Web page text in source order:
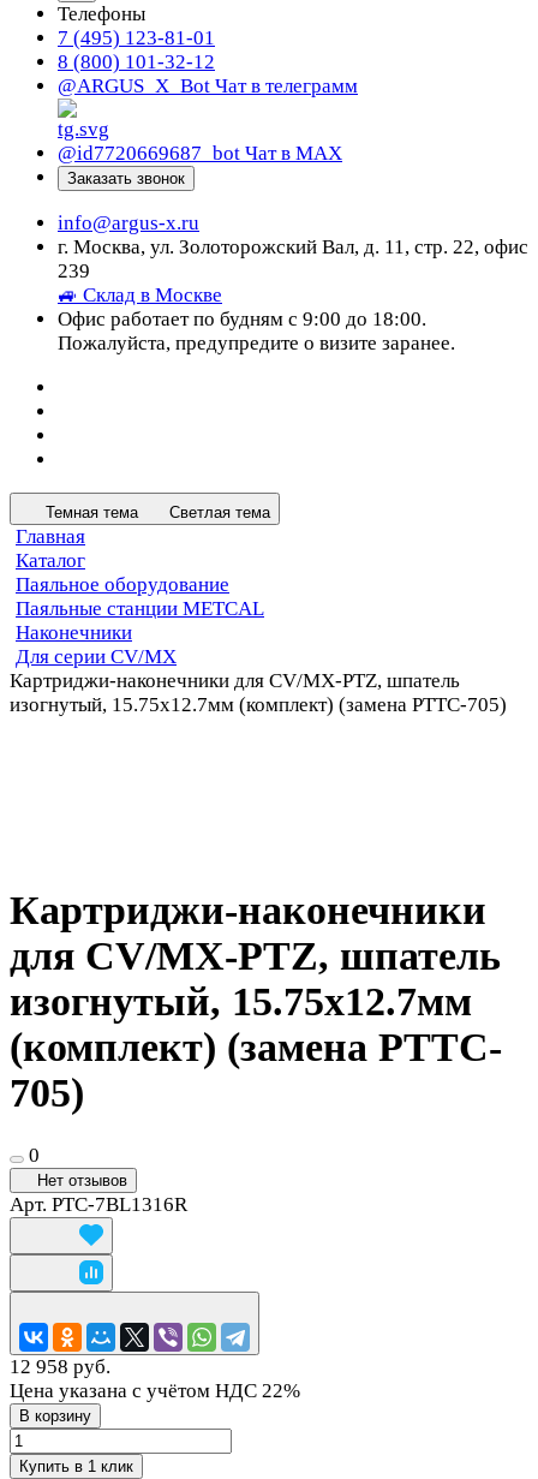
Телефоны
7 (495) 123-81-01
8 (800) 101-32-12
@ARGUS_X_Bot Чат в телеграмм
@id7720669687_bot Чат в МАХ
Заказать звонок
info@argus-x.ru
г. Москва, ул. Золоторожский Вал, д. 11, стр. 22, офис
239
🚙 Склад в Москве
Офис работает по будням с 9:00 до 18:00.
Пожалуйста, предупредите о визите заранее.
Темная тема Светлая тема
Главная
Каталог
Паяльное оборудование
Паяльные станции METCAL
Наконечники
Для серии CV/MX
Картриджи-наконечники для CV/MX-PTZ, шпатель
изогнутый, 15.75х12.7мм (комплект) (замена PTTC-705)
Картриджи-наконечники
для CV/MX-PTZ, шпатель
изогнутый, 15.75х12.7мм
(комплект) (замена PTTC-
705)
0
Нет отзывов
Арт. PTC-7BL1316R
12 958 руб.
Цена указана с учётом НДС 22%
В корзину
Купить в 1 клик